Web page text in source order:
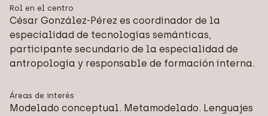
Rol en el centro
César González-Pérez es coordinador de la
especialidad de tecnologías semánticas,
participante secundario de la especialidad de
antropología y responsable de formación interna.
Áreas de interés
Modelado conceptual. Metamodelado. Lenguajes